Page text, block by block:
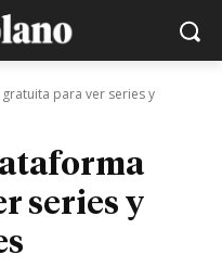
para ver series y
series y